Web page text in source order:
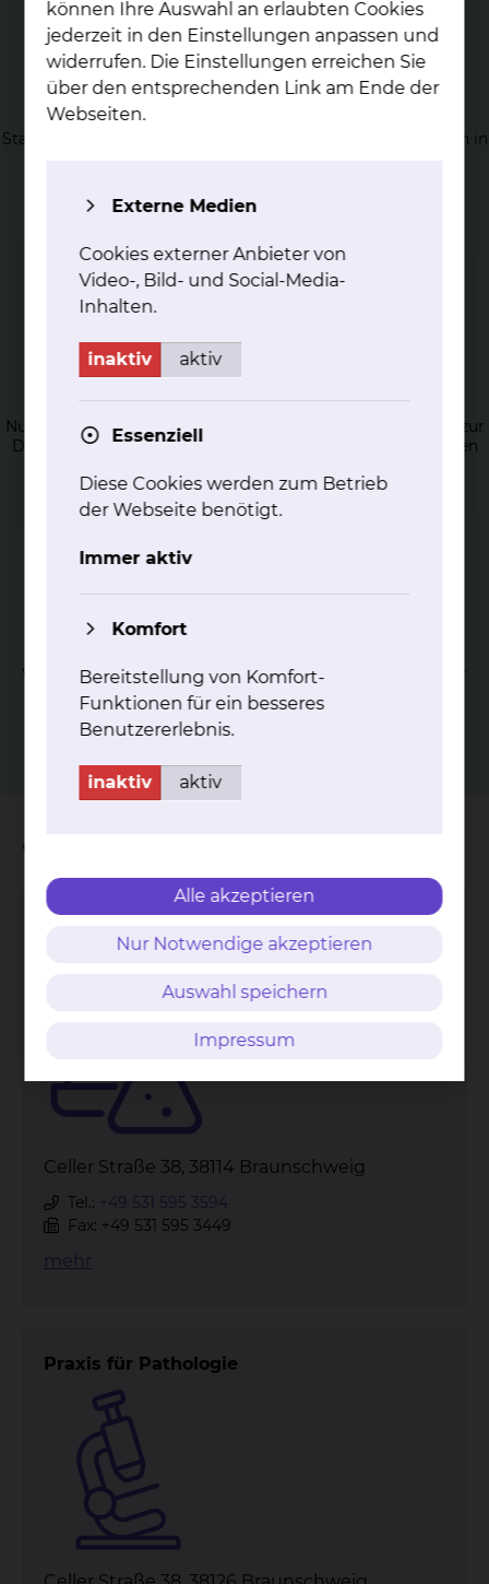
Im­mun­his­to­lo­gie
Standardisierte Visualisierung der Lokalisation von Proteinen in
diagnostischen Tätigkeit und zur Charakterisierung
therapeutisch relevanter Zielstrukturen.
Nutzung chemischer, meist enzymvermittelter Reaktionen zur
Darstellung von Zell- bzw. Gewebeeigenschaften im Rahmen
Verwendung von Zellpräparationen aus Flüssigkeiten oder
Abstrichen zur Diagnostik, die z. B. durch Verfahren der
Immunzytologie ergänzt wird.
Wichtige Kontakte
Diagnostik
Celler Straße 38, 38114 Braunschweig
Tel.: +49 531 595 3594
Fax: +49 531 595 3449
mehr
Praxis für Pathologie
können Ihre Auswahl an erlaubten Cookies
jederzeit in den Einstellungen anpassen und
widerrufen. Die Einstellungen erreichen Sie
über den entsprechenden Link am Ende der
Webseiten.
Externe Medien
Cookies externer Anbieter von
Video-, Bild- und Social-Media-
Inhalten.
inaktiv aktiv
Essenziell
Diese Cookies werden zum Betrieb
der Webseite benötigt.
Immer aktiv
Komfort
Bereitstellung von Komfort-
Funktionen für ein besseres
Benutzererlebnis.
inaktiv aktiv
Alle akzeptieren
Nur Notwendige akzeptieren
Auswahl speichern
Impressum